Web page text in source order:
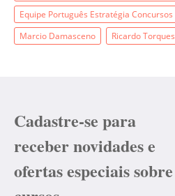
Equipe Português Estratégia Concursos
Marcio Damasceno
Ricardo Torques
Cadastre-se para
receber novidades e
ofertas especiais sobre